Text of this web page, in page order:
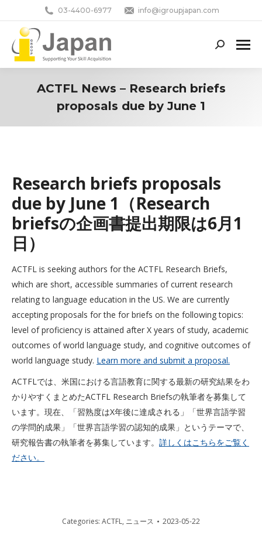
03-4400-6977 info@igroupjapan.com
Search:
ACTFL News – Research briefs
proposals due by June 1
Research briefs proposals
due by June 1（Research
briefsの企画書提出期限は6月1
日）
ACTFL is seeking authors for the ACTFL Research Briefs,
which are short, accessible summaries of current research
relating to language education in the US. We are currently
accepting proposals for the for briefs on the following topics:
level of proficiency is attained after X years of study, academic
outcomes of world language study, and cognitive outcomes of
world language study. Learn more and submit a proposal.
ACTFLでは、米国における言語教育に関する最新の研究結果をわ
かりやすくまとめたACTFL Research Briefsの執筆者を募集して
います。現在、「習熟度はX年後に達成される」「世界言語学習
の学問的成果」「世界言語学習の認知的成果」というテーマで、
研究報告書の執筆者を募集しています。 詳しくはこちらをご覧く
ださい。
Categories: ACTFL, ニュース 2023-05-22